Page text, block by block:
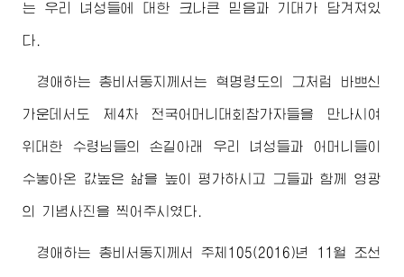
는 우리 녀성들에 대한 크나큰 믿음과 기대가 담겨져있
다.
경애하는 총비서동지 께서는 혁명령도의 그처럼 바쁘신
가운데서도 제4차 전국어머니대회참가자들을 만나시여
위대한 수령님 들의 손길아래 우리 녀성들과 어머니들이
수놓아온 값높은 삶을 높이 평가하시고 그들과 함께 영광
의 기념사진을 찍어주시였다.
경애하는 총비서동지 께서 주체105(2016)년 11월 조선